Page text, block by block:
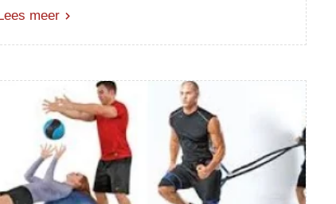
meer